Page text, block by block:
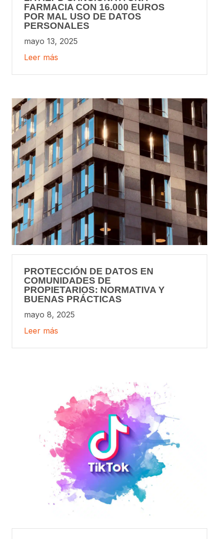
FARMACIA CON 16.000 EUROS
POR MAL USO DE DATOS
PERSONALES
mayo 13, 2025
Leer más
PROTECCIÓN DE DATOS EN
COMUNIDADES DE
PROPIETARIOS: NORMATIVA Y
BUENAS PRÁCTICAS
mayo 8, 2025
Leer más